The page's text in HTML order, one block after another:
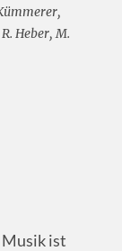
Heber, M.
Musik ist